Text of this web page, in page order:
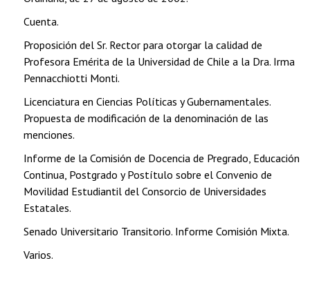
Cuenta.
Proposición del Sr. Rector para otorgar la calidad de
Profesora Emérita de la Universidad de Chile a la Dra. Irma
Pennacchiotti Monti.
Licenciatura en Ciencias Políticas y Gubernamentales.
Propuesta de modificación de la denominación de las
menciones.
Informe de la Comisión de Docencia de Pregrado, Educación
Continua, Postgrado y Postítulo sobre el Convenio de
Movilidad Estudiantil del Consorcio de Universidades
Estatales.
Senado Universitario Transitorio. Informe Comisión Mixta.
Varios.